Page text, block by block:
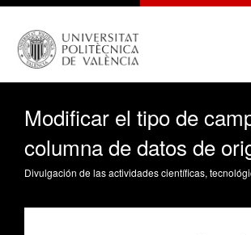
Modificar el tipo de
columna de datos de